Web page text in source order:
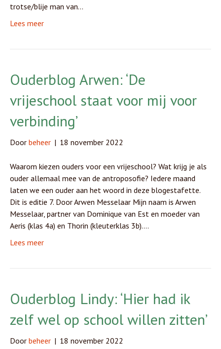
trotse/blije man van…
Lees meer
Ouderblog Arwen: ‘De
vrijeschool staat voor mij voor
verbinding’
Door beheer | 18 november 2022
Waarom kiezen ouders voor een vrijeschool? Wat krijg je als
ouder allemaal mee van de antroposofie? Iedere maand
laten we een ouder aan het woord in deze blogestafette.
Dit is editie 7. Door Arwen Messelaar Mijn naam is Arwen
Messelaar, partner van Dominique van Est en moeder van
Aeris (klas 4a) en Thorin (kleuterklas 3b).…
Lees meer
Ouderblog Lindy: ‘Hier had ik
zelf wel op school willen zitten’
Door beheer | 18 november 2022